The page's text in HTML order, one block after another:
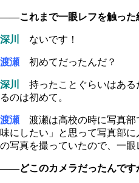
――これまで一眼レフを触った
深川 ないです！
渡瀬 初めてだったんだ？
深川
持ったことぐらいはある
るのは初めて。
渡瀬 渡瀬は高校の時に写真部
味にしたい」と思って写真部
の写真を撮っていたので、一眼
――どこのカメラだったんです